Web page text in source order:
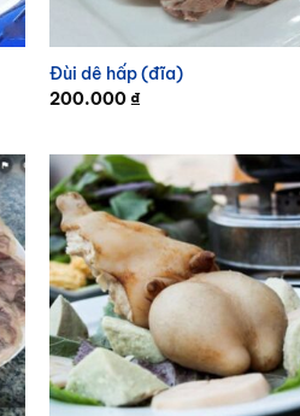
Đùi dê hấp (đĩa)
200.000 ₫